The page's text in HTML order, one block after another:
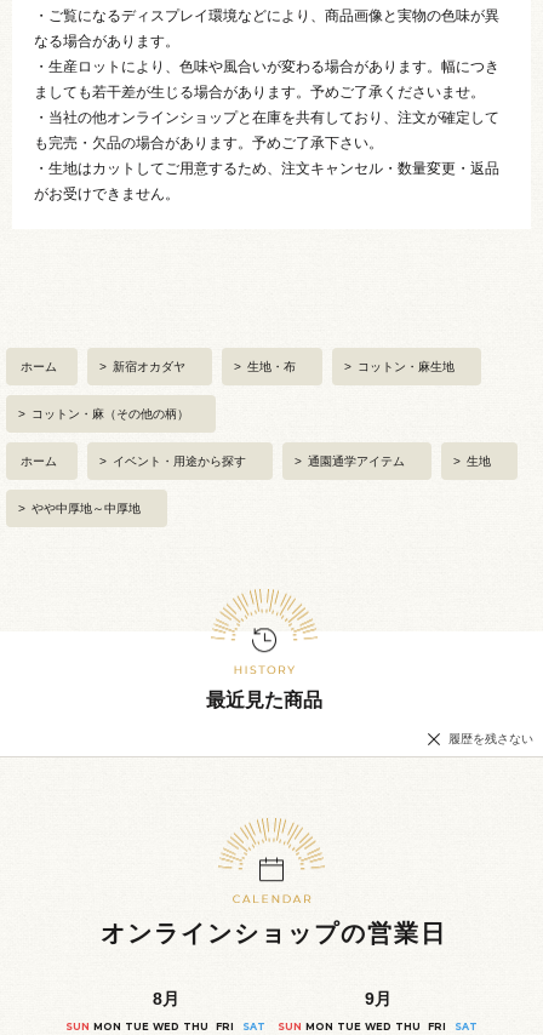
・ご覧になるディスプレイ環境などにより、商品画像と実物の色味が異
なる場合があります。
・生産ロットにより、色味や風合いが変わる場合があります。幅につき
ましても若干差が生じる場合があります。予めご了承くださいませ。
・当社の他オンラインショップと在庫を共有しており、注文が確定して
も完売・欠品の場合があります。予めご了承下さい。
・生地はカットしてご用意するため、注文キャンセル・数量変更・返品
がお受けできません。
ホーム > 新宿オカダヤ > 生地・布 > コットン・麻生地
> コットン・麻（その他の柄）
ホーム > イベント・用途から探す > 通園通学アイテム > 生地
> やや中厚地～中厚地
最近見た商品
履歴を残さない
オンラインショップの営業日
8月
SUN MON TUE WED THU FRI SAT
9月
SUN MON TUE WED THU FRI SAT